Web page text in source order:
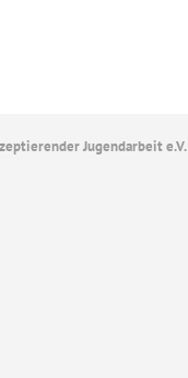
Jugendarbeit e.V.